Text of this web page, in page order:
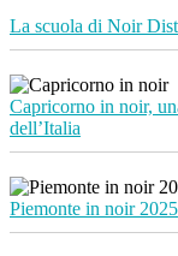
La scuola di Noir
Capricorno in noir,
dell’Italia
Piemonte in noir 2025